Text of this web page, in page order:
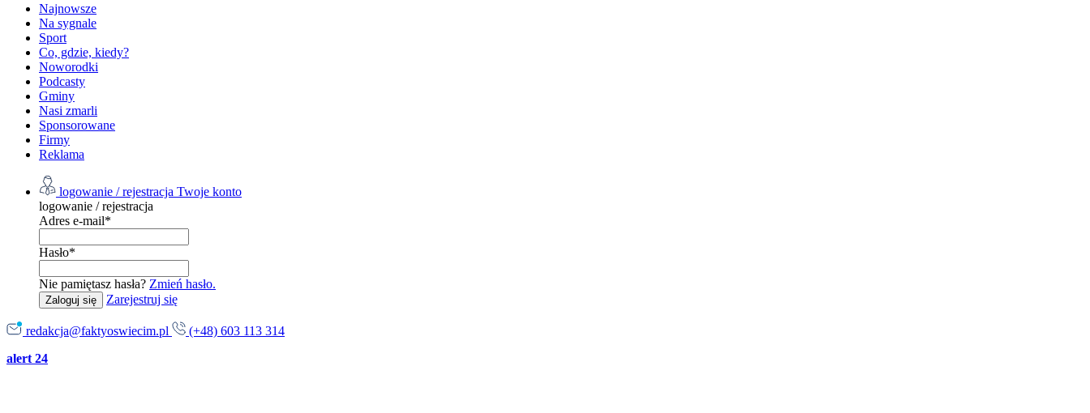
Najnowsze
Na sygnale
Sport
Co, gdzie, kiedy?
Noworodki
Podcasty
Gminy
Nasi zmarli
Sponsorowane
Firmy
Reklama
logowanie / rejestracja Twoje konto
logowanie / rejestracja
Adres e-mail*
Hasło*
Nie pamiętasz hasła? Zmień hasło.
Zaloguj się Zarejestruj się
redakcja@faktyoswiecim.pl
(+48) 603 113 314
alert 24